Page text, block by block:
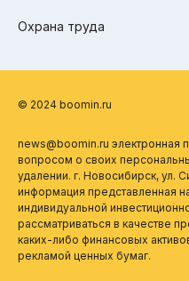
Охрана труда
© 2024 boomin.ru
news@boomin.ru электронная
вопросом о своих
удалении. г. Новосибирск, ул.
информация представленная
индивидуальной
рассматриваться в качестве
каких-либо финансовых
рекламой ценных бумаг.